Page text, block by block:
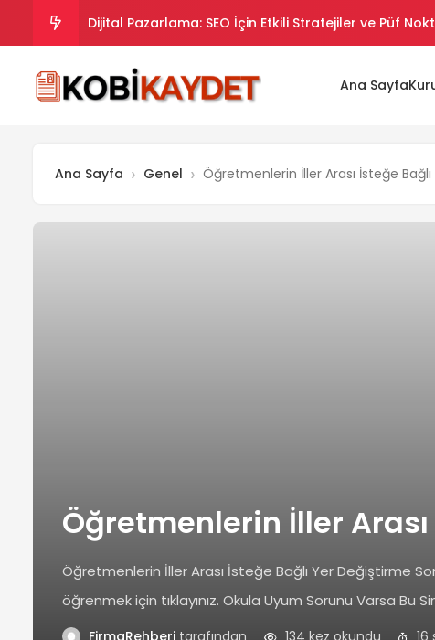
Dijital Pazarlama: SEO İçin Etkili Stratejiler ve Püf
Dijital Pazarlama Stratejileri: SEO İpuçları ve Taktikler
Ana Sayfa
Ana Sayfa Genel Öğretmenlerin İller Arası İsteğe
Öğretmenlerin İller
Öğretmenlerin İller Arası İsteğe Bağlı Yer Değiştirme
öğrenmek için tıklayınız. Okula Uyum Sorunu Varsa Bu
FirmaRehberi tarafından 134 kez okundu 16